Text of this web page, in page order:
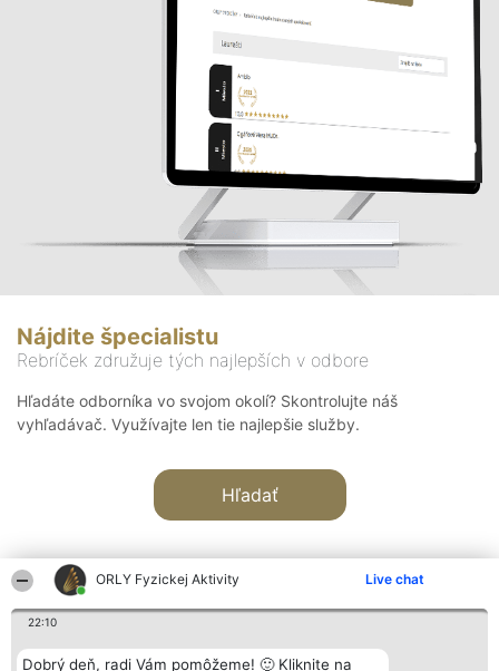
ORLY Fyzickej Aktivity Live chat
22:10
Dobrý deň, radi Vám pomôžeme! 🙂 Kliknite na
Nájdite špecialistu
Rebríček združuje tých najlepších v odbore
Hľadáte odborníka vo svojom okolí? Skontrolujte náš
vyhľadávač. Využívajte len tie najlepšie služby.
Hľadať
Organizátor hodnotenia Hodnotenie Kontakt